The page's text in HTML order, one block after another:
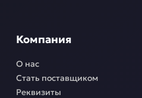
Компания
О нас
Стать поставщиком
Реквизиты